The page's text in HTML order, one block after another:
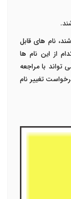
نام های قابل
از این نام ها
با مراجعه
تغییر نام